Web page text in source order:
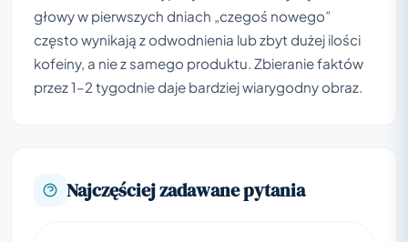
głowy w pierwszych dniach „czegoś nowego”
często wynikają z odwodnienia lub zbyt dużej ilości
kofeiny, a nie z samego produktu. Zbieranie faktów
przez 1–2 tygodnie daje bardziej wiarygodny obraz.
Najczęściej zadawane pytania